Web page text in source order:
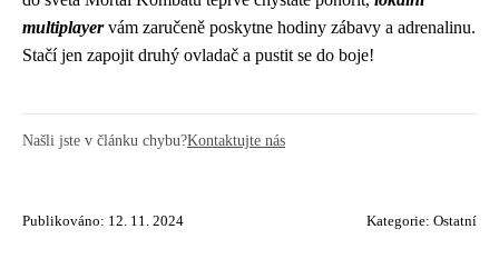
multiplayervám zaručeně poskytne hodiny zábavy a adrenalinu.
Stačí jen zapojit druhý ovladač a pustit se do boje!
Našli jste v článku chybu?Kontaktujte nás
Publikováno: 12. 11. 2024 Kategorie: Ostatní